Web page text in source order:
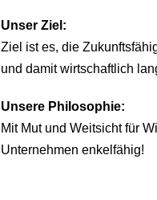
Unser Ziel:
Ziel ist es, die
und damit wirtschaftlich
Unsere Philosophie:
Mit Mut und Weitsicht für
Unternehmen enkelfähig!